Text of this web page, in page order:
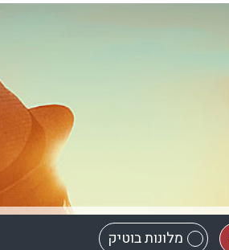
מלונות בוטיק